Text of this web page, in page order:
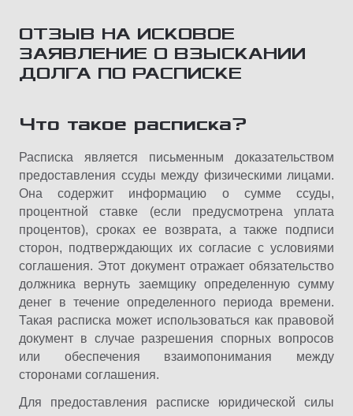
ОТЗЫВ НА ИСКОВОЕ
ЗАЯВЛЕНИЕ О ВЗЫСКАНИИ
ДОЛГА ПО РАСПИСКЕ
Что такое расписка?
Расписка является письменным доказательством
предоставления ссуды между физическими лицами.
Она содержит информацию о сумме ссуды,
процентной ставке (если предусмотрена уплата
процентов), сроках ее возврата, а также подписи
сторон, подтверждающих их согласие с условиями
соглашения. Этот документ отражает обязательство
должника вернуть заемщику определенную сумму
денег в течение определенного периода времени.
Такая расписка может использоваться как правовой
документ в случае разрешения спорных вопросов
или обеспечения взаимопонимания между
сторонами соглашения.
Для предоставления расписке юридической силы